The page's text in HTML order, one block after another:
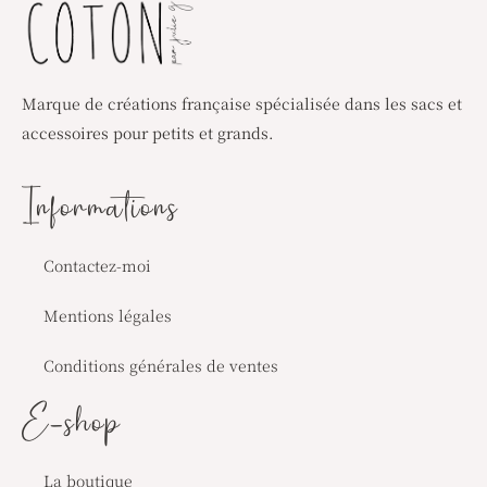
Marque de créations française spécialisée dans les sacs et
accessoires pour petits et grands.
Informations
Contactez-moi
Mentions légales
Conditions générales de ventes
E-shop
La boutique